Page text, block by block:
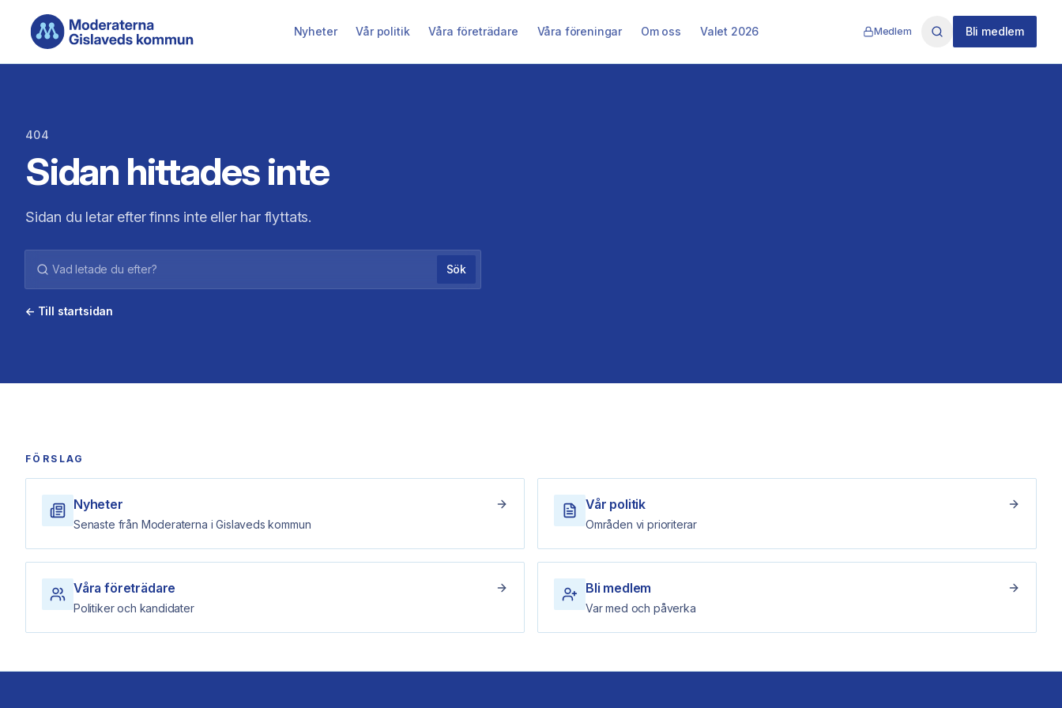
Nyheter Vår politik Våra företrädare Våra föreningar Om oss Valet 2026 Medlem Bli medlem
404
Sidan hittades inte
Sidan du letar efter finns inte eller har flyttats.
Sök
← Till startsidan
FÖRSLAG
Nyheter
Senaste från Moderaterna i Gislaveds kommun
Vår politik
Områden vi prioriterar
Våra företrädare
Politiker och kandidater
Bli medlem
Var med och påverka